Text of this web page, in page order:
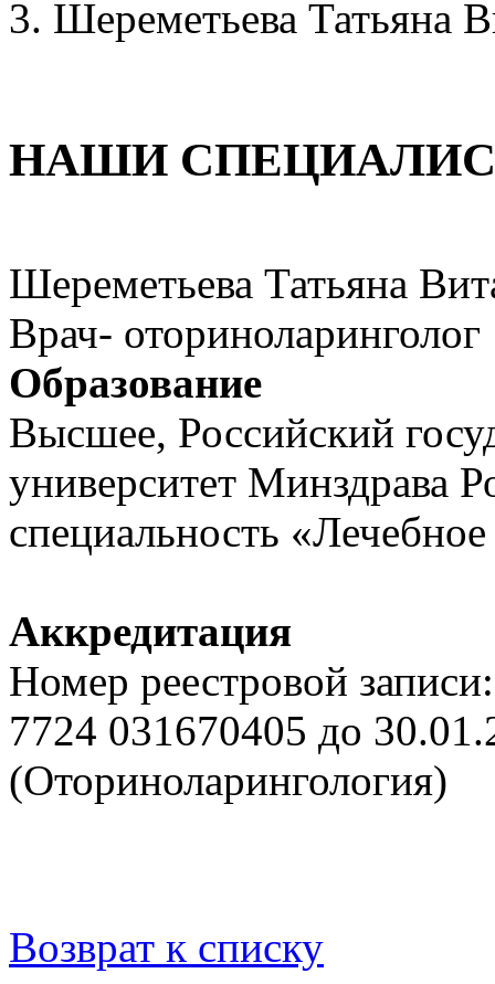
Шереметьева Татьяна
НАШИ
Шереметьева Татьяна
Врач- оториноларинголог
Образование
Высшее, Российский
университет Минздрава
специальность
Аккредитация
Номер реестровой записи:
7724 031670405 до
(Оториноларингология)
Возврат к списку